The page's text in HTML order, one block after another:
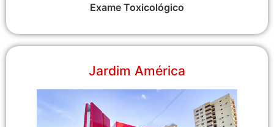
Exame Toxicológico
Jardim América